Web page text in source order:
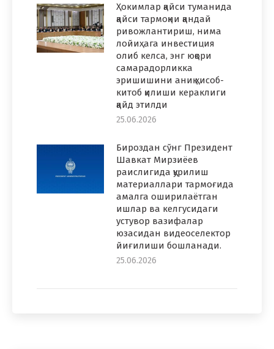
Ҳокимлар қайси туманида
қайси тармоқни қандай
ривожлантириш, нима
лойиҳага инвестиция
олиб келса, энг юқори
самарадорликка
эришишини аниқ ҳисоб-
китоб қилиши кераклиги
қайд этилди
25.06.2026
Бироздан сўнг Президент
Шавкат Мирзиёев
раислигида қурилиш
материаллари тармоғида
амалга оширилаётган
ишлар ва келгусидаги
устувор вазифалар
юзасидан видеоселектор
йиғилиши бошланади.
25.06.2026